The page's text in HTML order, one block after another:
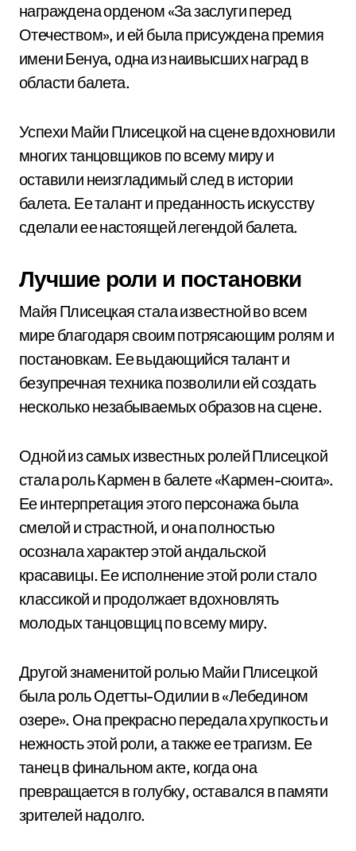
награждена орденом «За заслуги перед
Отечеством», и ей была присуждена премия
имени Бенуа, одна из наивысших наград в
области балета.
Успехи Майи Плисецкой на сцене вдохновили
многих танцовщиков по всему миру и
оставили неизгладимый след в истории
балета. Ее талант и преданность искусству
сделали ее настоящей легендой балета.
Лучшие роли и постановки
Майя Плисецкая стала известной во всем
мире благодаря своим потрясающим ролям и
постановкам. Ее выдающийся талант и
безупречная техника позволили ей создать
несколько незабываемых образов на сцене.
Одной из самых известных ролей Плисецкой
стала роль Кармен в балете «Кармен-сюита».
Ее интерпретация этого персонажа была
смелой и страстной, и она полностью
осознала характер этой андальской
красавицы. Ее исполнение этой роли стало
классикой и продолжает вдохновлять
молодых танцовщиц по всему миру.
Другой знаменитой ролью Майи Плисецкой
была роль Одетты-Одилии в «Лебедином
озере». Она прекрасно передала хрупкость и
нежность этой роли, а также ее трагизм. Ее
танец в финальном акте, когда она
превращается в голубку, оставался в памяти
зрителей надолго.